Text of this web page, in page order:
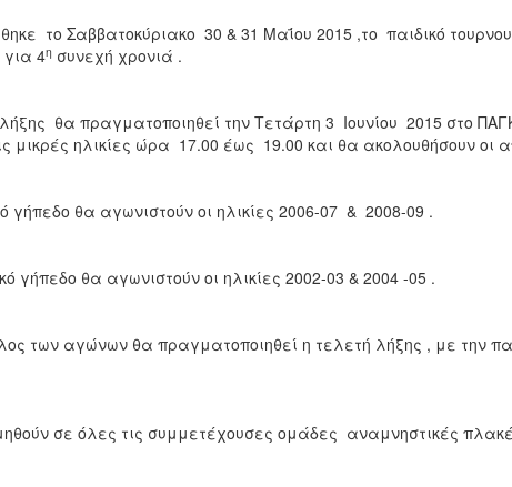
το Σαββατοκύριακο 30 & 31 Μαΐου 2015 ,το παιδικό
4η συνεχή χρονιά .
θα πραγματοποιηθεί την Τετάρτη 3 Ιουνίου 2015 στο
μικρές ηλικίες ώρα 17.00 έως 19.00 και θα ακολουθήσουν οι
γήπεδο θα αγωνιστούν οι ηλικίες 2006-07 & 2008-09 .
γήπεδο θα αγωνιστούν οι ηλικίες 2002-03 & 2004 -05 .
των αγώνων θα πραγματοποιηθεί η τελετή λήξης , με την
σε όλες τις συμμετέχουσες ομάδες αναμνηστικές